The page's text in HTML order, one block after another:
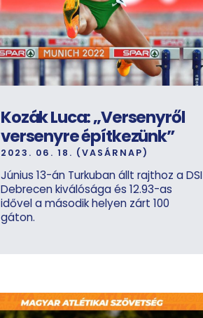
Kozák Luca: „Versenyről
versenyre építkezünk”
2023. 06. 18. (VASÁRNAP)
Június 13-án Turkuban állt rajthoz a DSI
Debrecen kiválósága és 12.93-as
idővel a második helyen zárt 100
gáton.